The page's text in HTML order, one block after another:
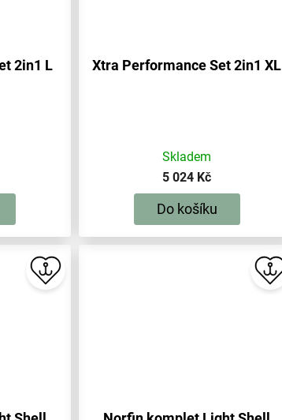
2in1 L Xtra Performance Set 2in1 XL
Skladem
5 024 Kč
Do košíku